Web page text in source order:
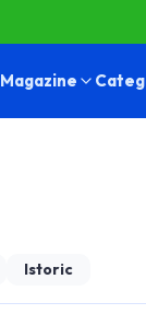
Magazine
Istoric